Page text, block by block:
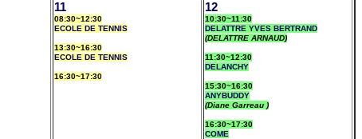
11
08:30~12:30
ECOLE DE TENNIS
13:30~16:30
ECOLE DE TENNIS
16:30~17:30
12
10:30~11:30
DELATTRE YVES BERTRAND
(DELATTRE ARNAUD)
11:30~12:30
DELANCHY
15:30~16:30
ANYBUDDY
(Diane Garreau )
16:30~17:30
COME